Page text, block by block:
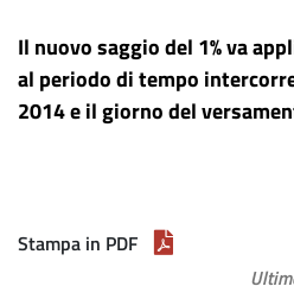
Il nuovo saggio del 1% va
al periodo di tempo
2014 e il giorno del
Stampa in PDF